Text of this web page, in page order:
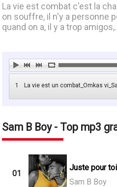
La vie est combat c'est la
on souffre, il n'y a personne
quand on a, il y a trop
1 La vie est un combat_Omkas
Sam B Boy - Top mp3
01
Juste pour toi
Sam B Boy